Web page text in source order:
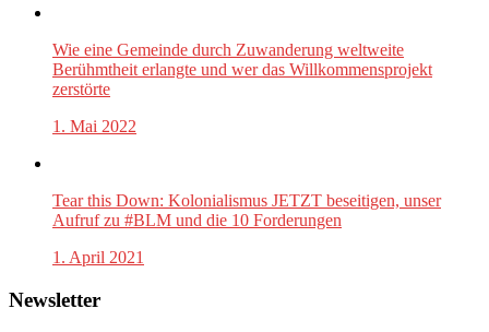
Wie eine Gemeinde durch Zuwanderung weltweite
Berühmtheit erlangte und wer das Willkommensprojekt
zerstörte
1. Mai 2022
Tear this Down: Kolonialismus JETZT beseitigen, unser
Aufruf zu #BLM und die 10 Forderungen
1. April 2021
Newsletter